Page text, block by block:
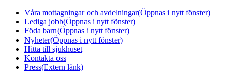
Våra mottagningar och avdelningar(Öppnas i nytt fönster)
Lediga jobb(Öppnas i nytt fönster)
Föda barn(Öppnas i nytt fönster)
Nyheter(Öppnas i nytt fönster)
Hitta till sjukhuset
Kontakta oss
Press(Extern länk)